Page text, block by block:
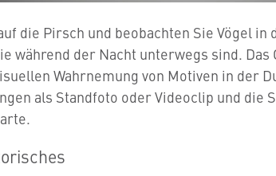
die Pirsch und beobachten Sie Vögel
während der Nacht unterwegs sind.
Wahrnemung von Motiven in der
als Standfoto oder Videoclip und die